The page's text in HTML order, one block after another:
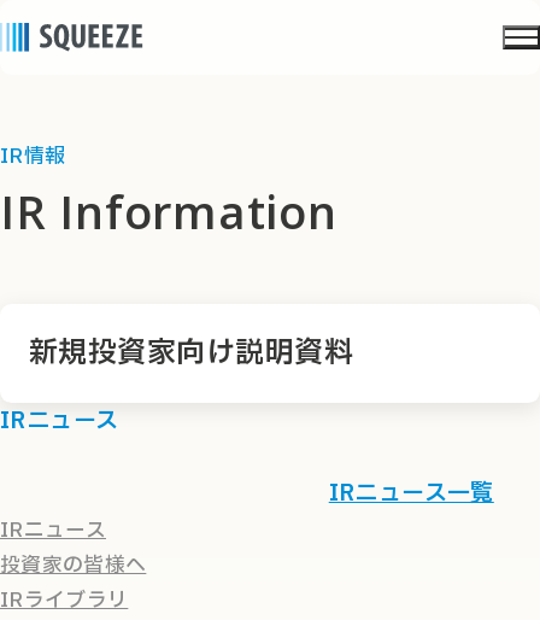
IR情報
IR Information
IRニュース
投資家の皆様へ
IRライブラリ
新規投資家向け説明資料
IRニュース
IRニュース一覧